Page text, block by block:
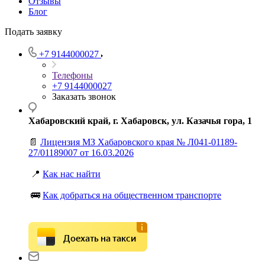
Блог
Подать заявку
+7 9144000027
Телефоны
+7 9144000027
Заказать звонок
Хабаровский край, г. Хабаровск, ул. Казачья гора, 1
📄 Лицензия МЗ Хабаровского края № Л041-01189-
27/01189007 от 16.03.2026
📍 Как нас найти
🚌 Как добраться на общественном транспорте
Доехать на такси